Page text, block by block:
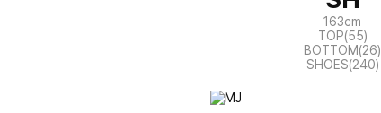
163cm
TOP(55)
BOTTOM(26)
SHOES(240)